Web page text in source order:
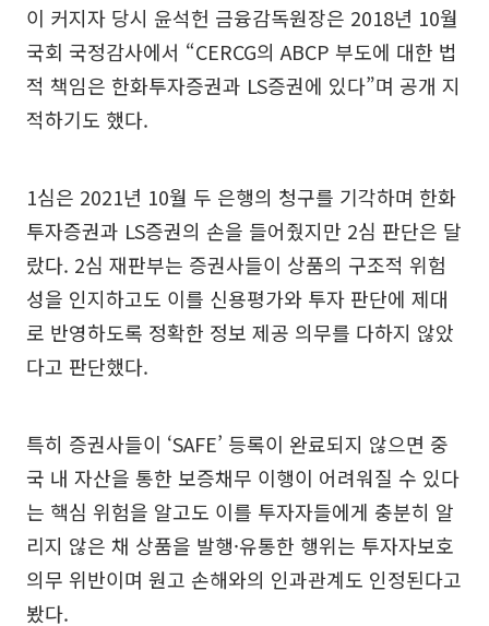
이 커지자 당시 윤석헌 금융감독원장은 2018년 10월
국회 국정감사에서 “CERCG의 ABCP 부도에 대한 법
적 책임은 한화투자증권과 LS증권에 있다”며 공개 지
적하기도 했다.
1심은 2021년 10월 두 은행의 청구를 기각하며 한화
투자증권과 LS증권의 손을 들어줬지만 2심 판단은 달
랐다. 2심 재판부는 증권사들이 상품의 구조적 위험
성을 인지하고도 이를 신용평가와 투자 판단에 제대
로 반영하도록 정확한 정보 제공 의무를 다하지 않았
다고 판단했다.
특히 증권사들이 ‘SAFE’ 등록이 완료되지 않으면 중
국 내 자산을 통한 보증채무 이행이 어려워질 수 있다
는 핵심 위험을 알고도 이를 투자자들에게 충분히 알
리지 않은 채 상품을 발행·유통한 행위는 투자자보호
의무 위반이며 원고 손해와의 인과관계도 인정된다고
봤다.